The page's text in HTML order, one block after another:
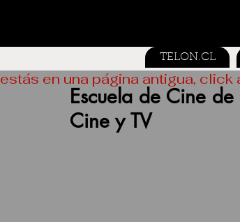
TELON.CL
Escuela de Cine
Cine y TV
estás en una página antigua,